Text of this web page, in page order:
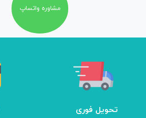
مشاوره واتساپ
تحویل فوری